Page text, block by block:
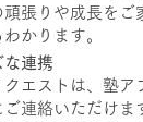
張りや成長をご
かります。
な連携
エストは、塾ア
連絡いただけま